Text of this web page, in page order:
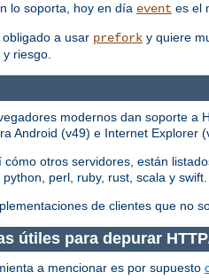
lo soporta, hoy en día event es el
a usar prefork y quiere
riesgo.
modernos dan soporte a
Android (v49) e Internet Explorer
cómo otros servidores, están
perl, ruby, rust, scala y swift.
de clientes que no
útiles para depurar
a mencionar es por supuesto